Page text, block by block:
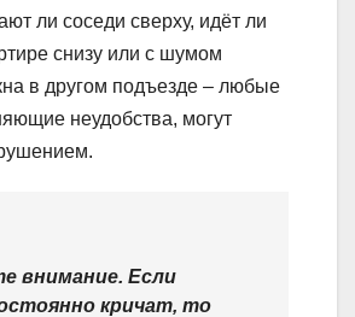
ли соседи сверху, идёт ли
снизу или с шумом
в другом подъезде – любые
неудобства, могут
внимание. Если
кричат, то